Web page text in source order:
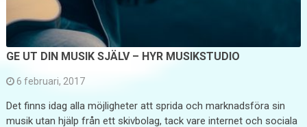
GE UT DIN MUSIK SJÄLV – HYR MUSIKSTUDIO
6 februari, 2017
Det finns idag alla möjligheter att sprida och marknadsföra sin
musik utan hjälp från ett skivbolag, tack vare internet och sociala